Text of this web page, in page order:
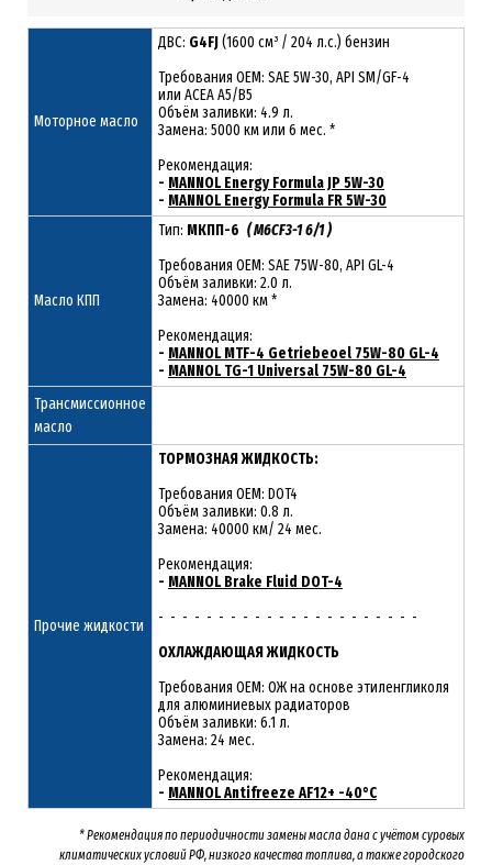
Моторное масло
ДВС: G4FJ(1600 см³ / 204 л.с.) бензин
Требования ОЕМ: SAE 5W-30, API SM/GF-4
или ACEA A5/B5
Объём заливки: 4.9 л.
Замена: 5000 км или 6 мес. *
Рекомендация:
- MANNOL Energy Formula JP 5W-30
- MANNOL Energy Formula FR 5W-30
Масло КПП
Тип: МКПП-6 ( M6CF3-1 6/1 )
Требования OEM: SAE 75W-80, API GL-4
Объём заливки: 2.0 л.
Замена: 40000 км *
Рекомендация:
- MANNOL MTF-4 Getriebeoel 75W-80 GL-4
- MANNOL TG-1 Universal 75W-80 GL-4
Трансмиссионное
масло
Прочие жидкости
ТОРМОЗНАЯ ЖИДКОСТЬ:
Требования OEM: DOT4
Объём заливки: 0.8 л.
Замена: 40000 км/ 24 мес.
Рекомендация:
- MANNOL Brake Fluid DOT-4
- - - - - - - - - - - - - - - - - - - - - -
ОХЛАЖДАЮЩАЯ ЖИДКОСТЬ
Требования OEM: ОЖ на основе этиленгликоля
для алюминиевых радиаторов
Объём заливки: 6.1 л.
Замена: 24 мес.
Рекомендация:
- MANNOL Antifreeze AF12+ -40°C
* Рекомендация по периодичности замены масла дана с учётом суровых
климатических условий РФ, низкого качества топлива, а также городского